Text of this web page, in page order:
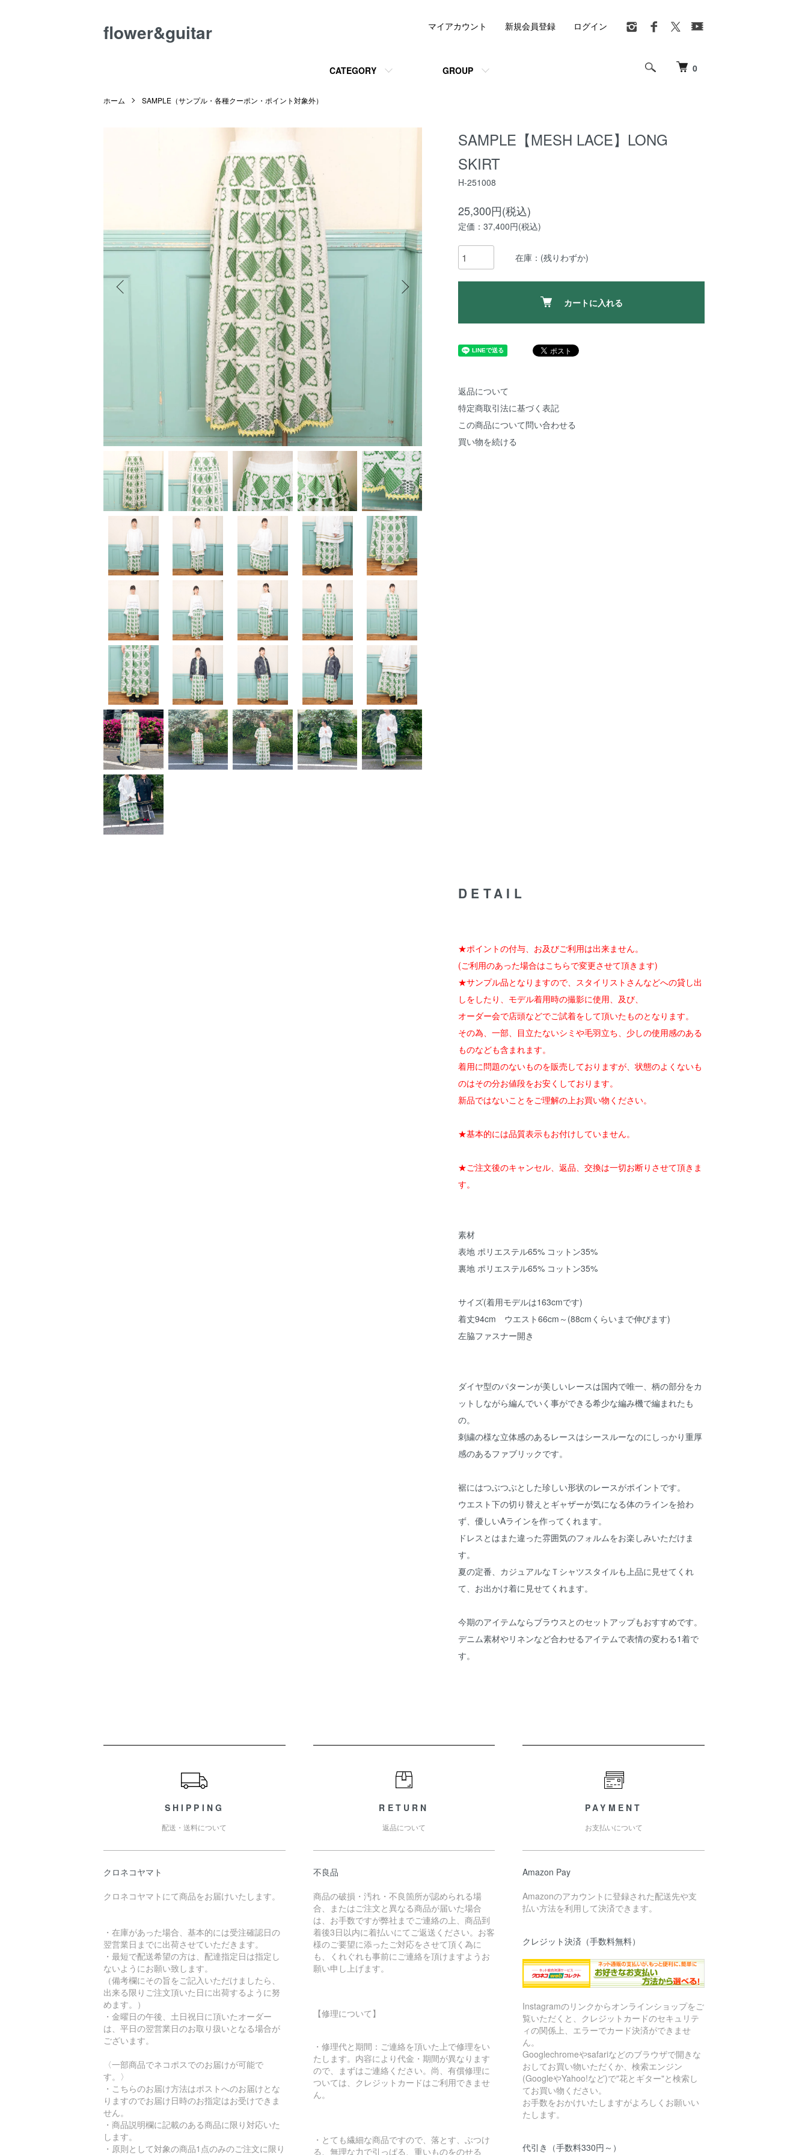
flower&guitar
0
CATEGORY GROUP
マイアカウント 新規会員登録 ログイン
ホーム SAMPLE（サンプル・各種クーポン・ポイント対象外）
SAMPLE【MESH LACE】LONG
SKIRT
H-251008
25,300円(税込)
定価：37,400円(税込)
在庫：(残りわずか)
カートに入れる
返品について
特定商取引法に基づく表記
この商品について問い合わせる
買い物を続ける
DETAIL
★ポイントの付与、お及びご利用は出来ません。
(ご利用のあった場合はこちらで変更させて頂きます)
★サンプル品となりますので、スタイリストさんなどへの貸し出
しをしたり、モデル着用時の撮影に使用、及び、
オーダー会で店頭などでご試着をして頂いたものとなります。
その為、一部、目立たないシミや毛羽立ち、少しの使用感のある
ものなども含まれます。
着用に問題のないものを販売しておりますが、状態のよくないも
のはその分お値段をお安くしております。
新品ではないことをご理解の上お買い物ください。
★基本的には品質表示もお付けしていません。
★ご注文後のキャンセル、返品、交換は一切お断りさせて頂きま
す。
素材
表地 ポリエステル65% コットン35%
裏地 ポリエステル65% コットン35%
サイズ(着用モデルは163cmです)
着丈94cm ウエスト66cm～(88cmくらいまで伸びます)
左脇ファスナー開き
ダイヤ型のパターンが美しいレースは国内で唯一、柄の部分をカ
ットしながら編んでいく事ができる希少な編み機で編まれたも
の。
刺繍の様な立体感のあるレースはシースルーなのにしっかり重厚
感のあるファブリックです。
裾にはつぶつぶとした珍しい形状のレースがポイントです。
ウエスト下の切り替えとギャザーが気になる体のラインを拾わ
ず、優しいAラインを作ってくれます。
ドレスとはまた違った雰囲気のフォルムをお楽しみいただけま
す。
夏の定番、カジュアルなＴシャツスタイルも上品に見せてくれ
て、お出かけ着に見せてくれます。
今期のアイテムならブラウスとのセットアップもおすすめです。
デニム素材やリネンなど合わせるアイテムで表情の変わる1着で
す。
SHIPPING
配送・送料について
クロネコヤマト
クロネコヤマトにて商品をお届けいたします。
・在庫があった場合、基本的には受注確認日の
翌営業日までに出荷させていただきます。
・最短で配送希望の方は、配達指定日は指定し
ないようにお願い致します。
（備考欄にその旨をご記入いただけましたら、
出来る限りご注文頂いた日に出荷するように努
めます。）
・金曜日の午後、土日祝日に頂いたオーダー
は、平日の翌営業日のお取り扱いとなる場合が
ございます。
〈一部商品でネコポスでのお届けが可能で
す。〉
・こちらのお届け方法はポストへのお届けとな
りますのでお届け日時のお指定はお受けできま
せん。
・商品説明欄に記載のある商品に限り対応いた
します。
・原則として対象の商品1点のみのご注文に限り
RETURN
返品について
不良品
商品の破損・汚れ・不良箇所が認められる場
合、またはご注文と異なる商品が届いた場合
は、お手数ですが弊社までご連絡の上、商品到
着後3日以内に着払いにてご返送ください。お客
様のご要望に添ったご対応をさせて頂く為に
も、くれぐれも事前にご連絡を頂けますようお
願い申し上げます。
【修理について】
・修理代と期間：ご連絡を頂いた上で修理をい
たします。内容により代金・期間が異なります
ので、まずはご連絡ください。尚、有償修理に
ついては、クレジットカードはご利用できませ
ん。
・とても繊細な商品ですので、落とす、ぶつけ
る、無理な力で引っぱる、重いものをのせる
PAYMENT
お支払いについて
Amazon Pay
Amazonのアカウントに登録された配送先や支
払い方法を利用して決済できます。
クレジット決済（手数料無料）
Instagramのリンクからオンラインショップをご
覧いただくと、クレジットカードのセキュリテ
ィの関係上、エラーでカード決済ができませ
ん。
Googlechromeやsafariなどのブラウザで開きな
おしてお買い物いただくか、検索エンジン
(GoogleやYahoo!など)で"花とギター"と検索し
てお買い物ください。
お手数をおかけいたしますがよろしくお願いい
たします。
代引き（手数料330円～）